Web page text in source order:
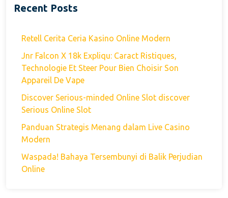
Recent Posts
Retell Cerita Ceria Kasino Online Modern
Jnr Falcon X 18k Expliqu: Caract Ristiques,
Technologie Et Steer Pour Bien Choisir Son
Appareil De Vape
Discover Serious-minded Online Slot discover
Serious Online Slot
Panduan Strategis Menang dalam Live Casino
Modern
Waspada! Bahaya Tersembunyi di Balik Perjudian
Online